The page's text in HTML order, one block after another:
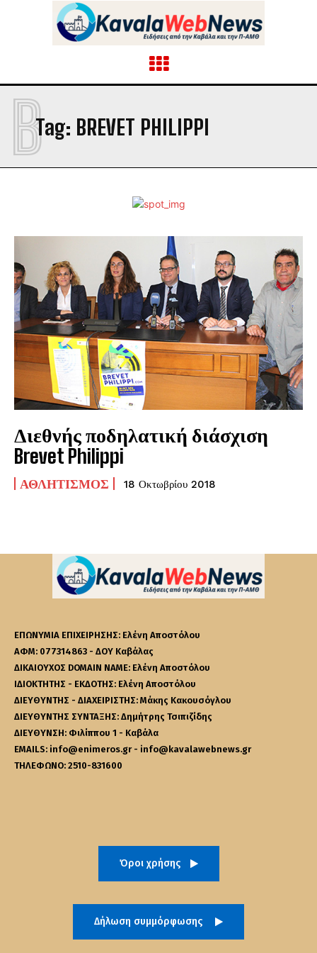
Tag: BREVET PHILIPPI
B
Διεθνής ποδηλατική διάσχιση
Brevet Philippi
ΑΘΛΗΤΙΣΜΌΣ 18 Οκτωβρίου 2018
ΕΠΩΝΥΜΙΑ ΕΠΙΧΕΙΡΗΣΗΣ: Ελένη Αποστόλου
ΑΦΜ: 077314863 - ΔΟΥ Καβάλας
ΔΙΚΑΙΟΥΧΟΣ DOMAIN NAME: Ελένη Αποστόλου
ΙΔΙΟΚΤΗΤΗΣ - ΕΚΔΟΤΗΣ: Ελένη Αποστόλου
ΔΙΕΥΘΥΝΤΗΣ - ΔΙΑΧΕΙΡΙΣΤΗΣ: Μάκης Κακουσόγλου
ΔΙΕΥΘΥΝΤΗΣ ΣΥΝΤΑΞΗΣ: Δημήτρης Τσιπιζίδης
ΔΙΕΥΘΥΝΣΗ: Φιλίππου 1 - Καβάλα
EMAILS: info@enimeros.gr - info@kavalawebnews.gr
ΤΗΛΕΦΩΝΟ: 2510-831600
Όροι χρήσης
Δήλωση συμμόρφωσης